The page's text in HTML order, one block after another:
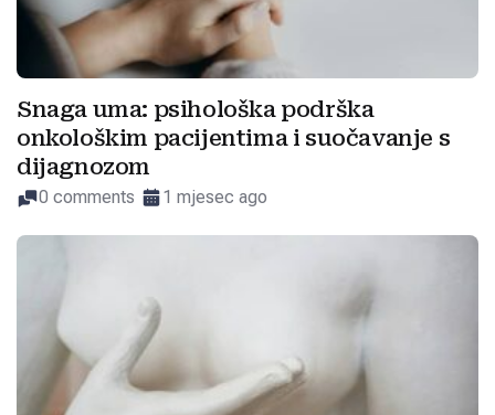
Snaga uma: psihološka podrška
onkološkim pacijentima i suočavanje s
dijagnozom
0 comments 1 mjesec ago